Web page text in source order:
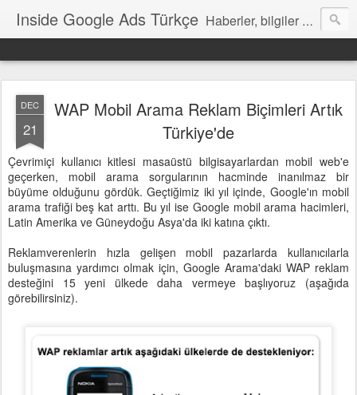
Inside Google Ads Türkçe Haberler, bilgiler ve ipuçları içeren Google Ads Resmi Blogu
DEC
21
WAP Mobil Arama Reklam Biçimleri Artık
Türkiye'de
Çevrimiçi kullanıcı kitlesi masaüstü bilgisayarlardan mobil web'e
geçerken, mobil arama sorgularının hacminde inanılmaz bir
büyüme olduğunu gördük. Geçtiğimiz iki yıl içinde, Google'ın mobil
arama trafiği beş kat arttı. Bu yıl ise Google mobil arama hacimleri,
Latin Amerika ve Güneydoğu Asya'da iki katına çıktı.
Reklamverenlerin hızla gelişen mobil pazarlarda kullanıcılarla
buluşmasına yardımcı olmak için, Google Arama'daki WAP reklam
desteğini 15 yeni ülkede daha vermeye başlıyoruz (aşağıda
görebilirsiniz).